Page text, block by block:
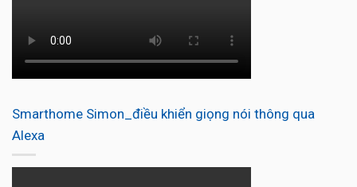
Smarthome Simon_điều khiển giọng nói thông qua
Alexa